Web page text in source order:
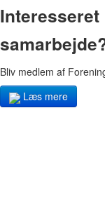
Bliv medlem af
Læs mere